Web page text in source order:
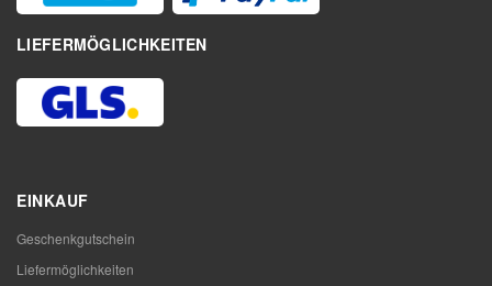
LIEFERMÖGLICHKEITEN
EINKAUF
Geschenkgutschein
Liefermöglichkeiten